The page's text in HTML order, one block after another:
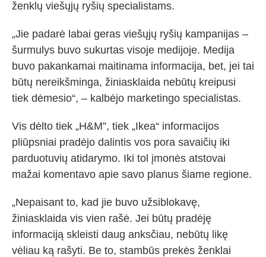
ženklų viešųjų ryšių specialistams.
„Jie padarė labai geras viešųjų ryšių kampanijas –
šurmulys buvo sukurtas visoje medijoje. Medija
buvo pakankamai maitinama informacija, bet, jei tai
būtų nereikšminga, žiniasklaida nebūtų kreipusi
tiek dėmesio“, – kalbėjo marketingo specialistas.
Vis dėlto tiek „H&M”, tiek „Ikea“ informacijos
pliūpsniai pradėjo dalintis vos pora savaičių iki
parduotuvių atidarymo. Iki tol įmonės atstovai
mažai komentavo apie savo planus šiame regione.
„Nepaisant to, kad jie buvo užsiblokavę,
žiniasklaida vis vien rašė. Jei būtų pradėję
informaciją skleisti daug anksčiau, nebūtų likę
vėliau ką rašyti. Be to, stambūs prekės ženklai